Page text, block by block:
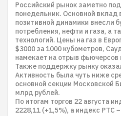
Российский рынок заметно
понедельник. Основной
позитивной динамики внесли
потребления, нефти и газа, а
технологий. Цены на газ в
$3000 за 1000 кубометров,
намекает на отрыв фьючерсов
Также поддержку рынку
Активность была чуть ниже
основной секции Московской
млрд рублей.
По итогам торгов 22 августа
2228,11 (+1,5%), а индекс РТС